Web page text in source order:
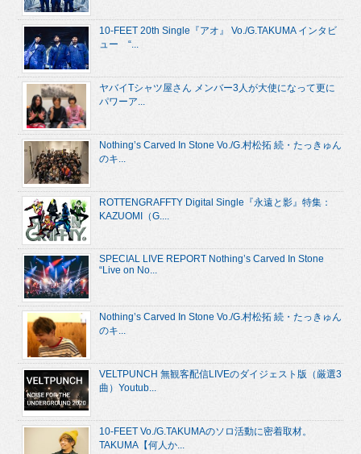
10-FEET 20th Single『アオ』 Vo./G.TAKUMA インタビ
ュー “...
ヤバイTシャツ屋さん メンバー3人が大使になって更に
パワーア...
Nothing’s Carved In Stone Vo./G.村松拓 続・たっきゅん
のキ...
ROTTENGRAFFTY Digital Single『永遠と影』特集：
KAZUOMI（G....
SPECIAL LIVE REPORT Nothing’s Carved In Stone
“Live on No...
Nothing’s Carved In Stone Vo./G.村松拓 続・たっきゅん
のキ...
VELTPUNCH 無観客配信LIVEのダイジェスト版（厳選3
曲）Youtub...
10-FEET Vo./G.TAKUMAのソロ活動に密着取材。
TAKUMA【何人か...